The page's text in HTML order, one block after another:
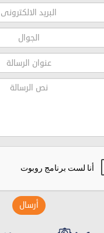
أرسال